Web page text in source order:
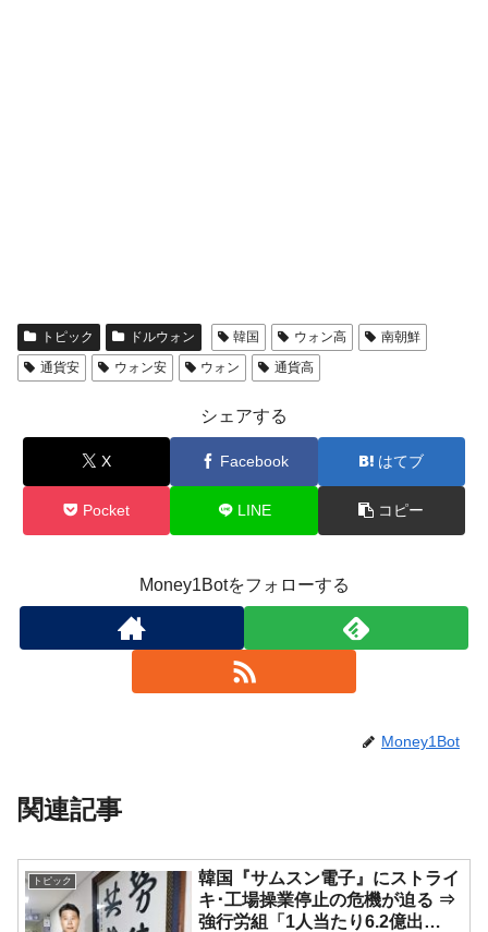
トピック ドルウォン 韓国 ウォン高
南朝鮮
通貨安
ウォン安 ウォン 通貨高
シェアする
X Facebook はてブ
Pocket LINE コピー
Money1Botをフォローする
Money1Bot
関連記事
トピック
韓国『サムスン電子』にストライ
キ･工場操業停止の危機が迫る ⇒
強行労組「1人当たり6.2億出